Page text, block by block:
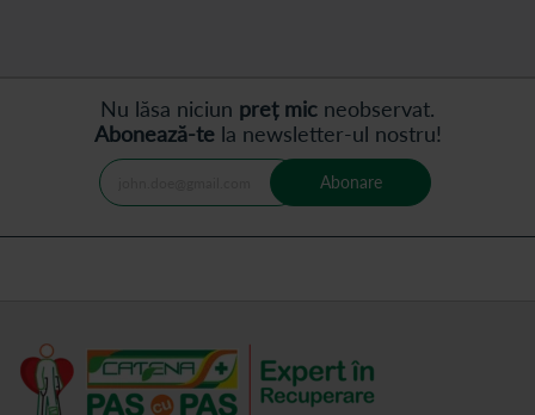
Nu lăsa niciun preț mic neobservat.
Abonează-tela newsletter-ul nostru!
Abonare